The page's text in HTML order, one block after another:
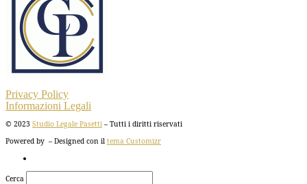
Privacy Policy
Informazioni Legali
© 2023 Studio Legale Pasetti – Tutti i diritti riservati
Powered by – Designed con il tema Customizr
Cerca